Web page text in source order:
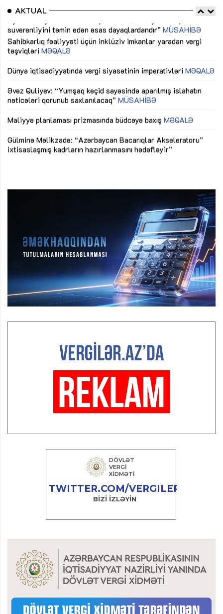
AKTUAL
Sahibkarlıq fəaliyyəti üçün inklüziv imkanlar yaradan vergi
təşviqləriMƏQALƏ
Dünya iqtisadiyyatında vergi siyasətinin imperativləri
Əvəz Quliyev: “Yumşaq keçid sayəsində aparılmış islahatın
nəticələri qorunub saxlanılacaq”MÜSAHİBƏ
Maliyyə planlaması prizmasında büdcəyə baxış
Gülminə Məlikzadə: “Azərbaycan Bacarıqlar Akseleratoru”
ixtisaslaşmış kadrların hazırlanmasını hədəfləyir”